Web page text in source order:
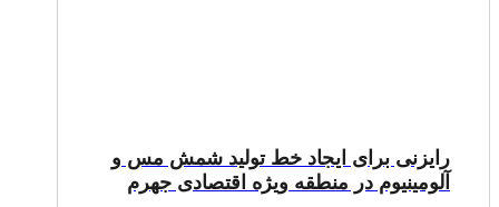
رایزنی برای ایجاد خط تولید شمش مس و
آلومینیوم در منطقه ویژه اقتصادی جهرم